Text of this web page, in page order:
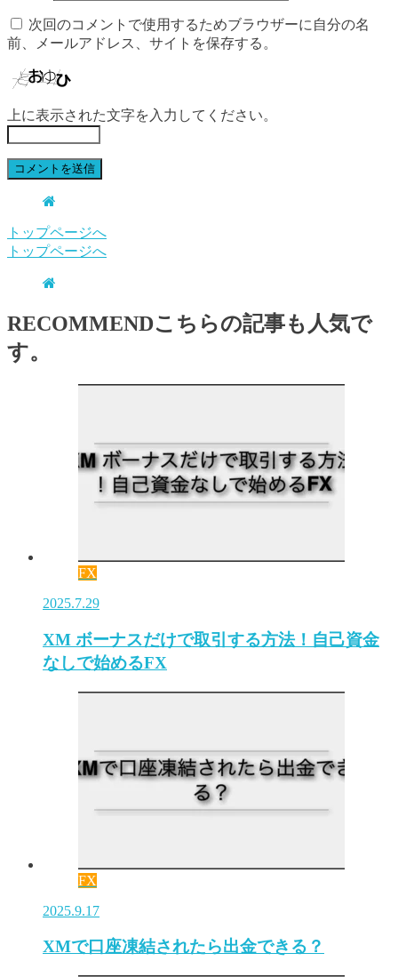
次回のコメントで使用するためブラウザーに自分の名
前、メールアドレス、サイトを保存する。
上に表示された文字を入力してください。
トップページへ
トップページへ
RECOMMENDこちらの記事も人気で
す。
FX
2025.7.29
XM ボーナスだけで取引する方法！自己資金
なしで始めるFX
FX
2025.9.17
XMで口座凍結されたら出金できる？